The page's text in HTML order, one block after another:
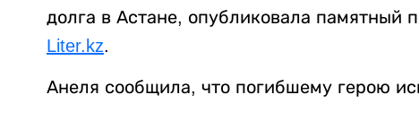
долга в Астане, опубликовала памятный
Liter.kz.
Анеля сообщила, что погибшему герою